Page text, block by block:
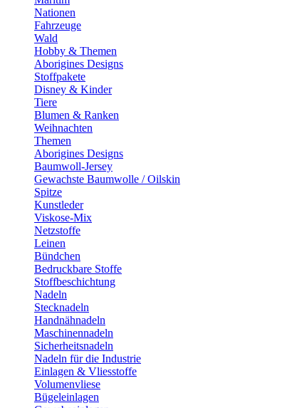
Nationen
Fahrzeuge
Wald
Hobby & Themen
Aborigines Designs
Stoffpakete
Disney & Kinder
Tiere
Blumen & Ranken
Weihnachten
Themen
Aborigines Designs
Baumwoll-Jersey
Gewachste Baumwolle / Oilskin
Spitze
Kunstleder
Viskose-Mix
Netzstoffe
Leinen
Bündchen
Bedruckbare Stoffe
Stoffbeschichtung
Nadeln
Stecknadeln
Handnähnadeln
Maschinennadeln
Sicherheitsnadeln
Nadeln für die Industrie
Einlagen & Vliesstoffe
Volumenvliese
Bügeleinlagen